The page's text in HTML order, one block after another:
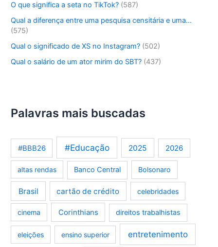
O que significa a seta no TikTok? (587)
Qual a diferença entre uma pesquisa censitária e uma…
(575)
Qual o significado de XS no Instagram? (502)
Qual o salário de um ator mirim do SBT? (437)
Palavras mais buscadas
#BBB26 #Educação 2025 2026
altas rendas Banco Central Bolsonaro
Brasil cartão de crédito celebridades
cinema Corinthians direitos trabalhistas
eleições ensino superior entretenimento